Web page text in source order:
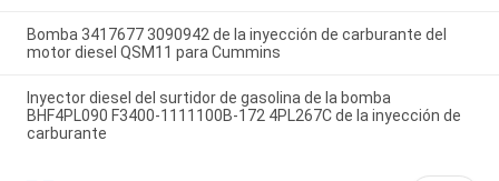
Bomba 3417677 3090942 de la inyección de carburante del
motor diesel QSM11 para Cummins
Inyector diesel del surtidor de gasolina de la bomba
BHF4PL090 F3400-1111100B-172 4PL267C de la inyección de
carburante